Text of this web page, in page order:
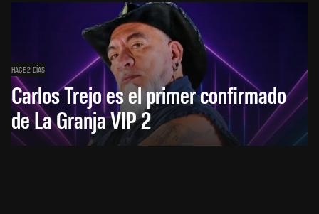
HACE 2 DÍAS
Carlos Trejo es el primer confirmado
de La Granja VIP 2